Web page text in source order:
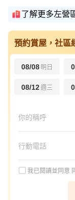
了解更多左營
預約賞屋，社區
08/08 明日
08/12週三
我已閱讀並同意